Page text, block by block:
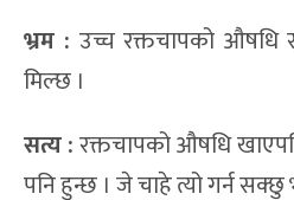
भ्रम : उच्च रक्तचापको औषधि
मिल्छ ।
सत्य :रक्तचापको औषधि
पनि हुन्छ । जे चाहे त्यो गर्न